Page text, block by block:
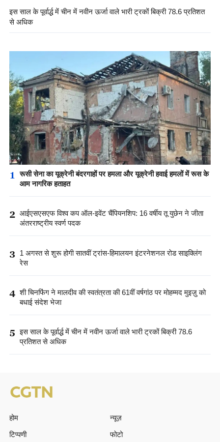
1 रूसी सेना का यूक्रेनी बंदरगाहों पर हमला और यूक्रेनी हवाई हमलों में रूस के
आम नागरिक हताहत
2
3
होम
टिप्पणी
वीडियो
शीत्सांग